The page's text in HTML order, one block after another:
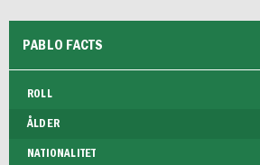
PABLO FACTS
ROLL
ÅLDER
NATIONALITET